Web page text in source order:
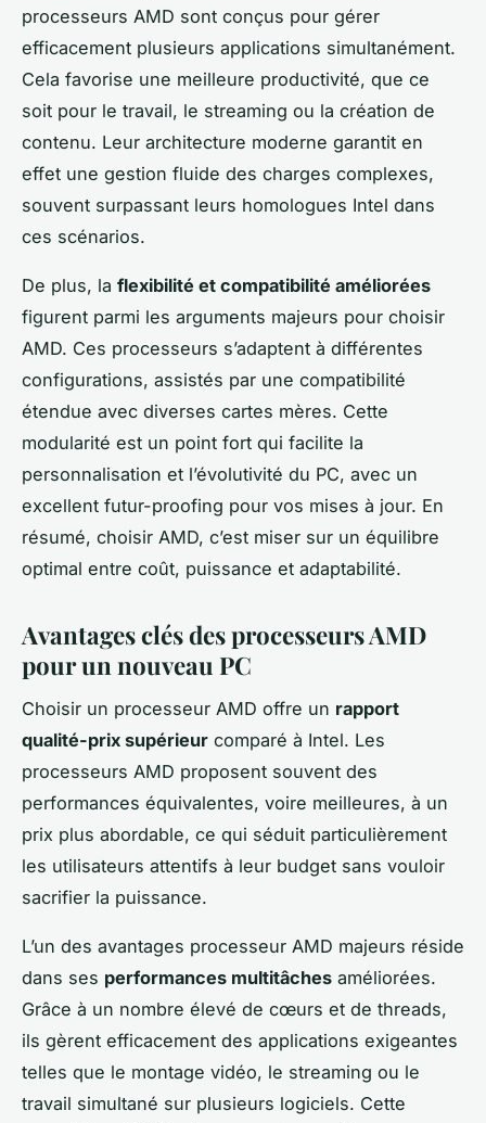
processeurs AMD sont conçus pour gérer
efficacement plusieurs applications simultanément.
Cela favorise une meilleure productivité, que ce
soit pour le travail, le streaming ou la création de
contenu. Leur architecture moderne garantit en
effet une gestion fluide des charges complexes,
souvent surpassant leurs homologues Intel dans
ces scénarios.
De plus, la flexibilité et compatibilité améliorées
figurent parmi les arguments majeurs pour choisir
AMD. Ces processeurs s’adaptent à différentes
configurations, assistés par une compatibilité
étendue avec diverses cartes mères. Cette
modularité est un point fort qui facilite la
personnalisation et l’évolutivité du PC, avec un
excellent futur-proofing pour vos mises à jour. En
résumé, choisir AMD, c’est miser sur un équilibre
optimal entre coût, puissance et adaptabilité.
Avantages clés des processeurs AMD
pour un nouveau PC
Choisir un processeur AMD offre un rapport
qualité-prix supérieur comparé à Intel. Les
processeurs AMD proposent souvent des
performances équivalentes, voire meilleures, à un
prix plus abordable, ce qui séduit particulièrement
les utilisateurs attentifs à leur budget sans vouloir
sacrifier la puissance.
L’un des avantages processeur AMD majeurs réside
dans ses performances multitâches améliorées.
Grâce à un nombre élevé de cœurs et de threads,
ils gèrent efficacement des applications exigeantes
telles que le montage vidéo, le streaming ou le
travail simultané sur plusieurs logiciels. Cette